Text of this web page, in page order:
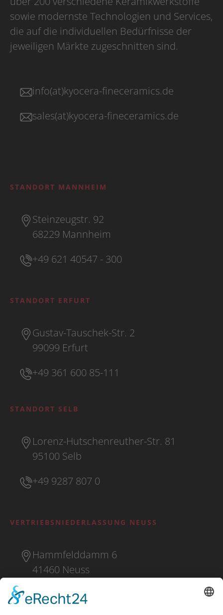
sowie modernste Technologien und Services,
die auf die individuellen Bedürfnisse der
jeweiligen Märkte zugeschnitten sind.
info(at)kyocera-fineceramics.de
sales(at)kyocera-fineceramics.de
STANDORT MANNHEIM
Steinzeugstr. 92
68229 Mannheim
+49 621 40547 - 300
STANDORT ERFURT
Gustav-Tauschek-Str. 2
99099 Erfurt
+49 361 600 85-111
STANDORT SELB
Lorenz-Hutschenreuther-Str. 81
95100 Selb
+49 9287 807 0
VERTRIEBSNIEDERLASSUNG NEUSS
Hammfelddamm 6
41460 Neuss
+49 2131 16 37 0